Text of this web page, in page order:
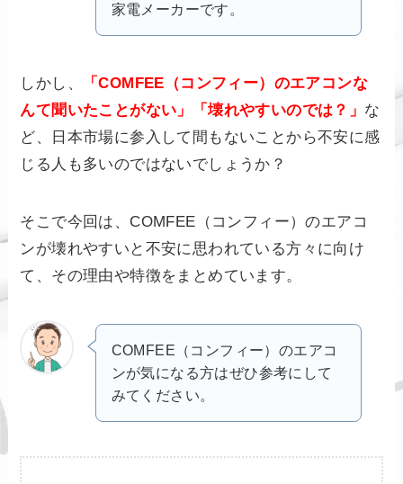
家電メーカーです。
しかし、
「COMFEE（コンフィー）のエアコンな
んて聞いたことがない」「壊れやすいのでは？」 な
ど、日本市場に参入して間もないことから不安に感
じる人も多いのではないでしょうか？
そこで今回は、COMFEE（コンフィー）のエアコ
ンが壊れやすいと不安に思われている方々に向け
て、その理由や特徴をまとめています。
COMFEE（コンフィー）のエアコ
ンが気になる方はぜひ参考にして
みてください。